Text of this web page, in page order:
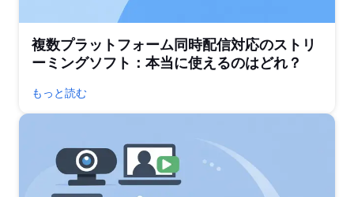
複数プラットフォーム同時配信対応のストリ
ーミングソフト：本当に使えるのはどれ？
もっと読む